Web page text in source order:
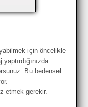
için öncelikle
Bu bedensel
etmek gerekir.